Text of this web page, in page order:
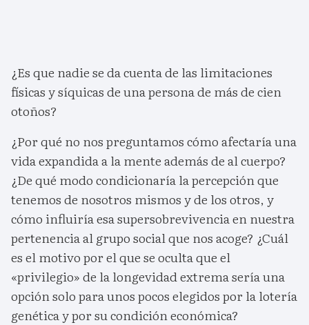
¿Es que nadie se da cuenta de las limitaciones
físicas y síquicas de una persona de más de cien
otoños?
¿Por qué no nos preguntamos cómo afectaría una
vida expandida a la mente además de al cuerpo?
¿De qué modo condicionaría la percepción que
tenemos de nosotros mismos y de los otros, y
cómo influiría esa supersobrevivencia en nuestra
pertenencia al grupo social que nos acoge? ¿Cuál
es el motivo por el que se oculta que el
«privilegio» de la longevidad extrema sería una
opción solo para unos pocos elegidos por la lotería
genética y por su condición económica?